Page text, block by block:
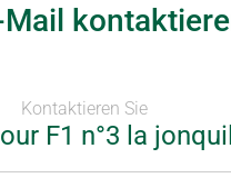
Mail
Kontaktieren Sie
F1 n°3 la